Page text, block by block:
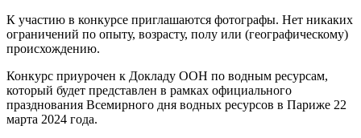
К участию в конкурсе приглашаются фотографы. Нет никаких
ограничений по опыту, возрасту, полу или (географическому)
происхождению.
Конкурс приурочен к Докладу ООН по водным ресурсам,
который будет представлен в рамках официального
празднования Всемирного дня водных ресурсов в Париже 22
марта 2024 года.